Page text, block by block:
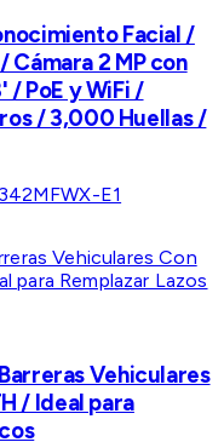
Facial /
Cámara 2 MP con
/ PoE y WiFi /
/ 3,000 Huellas /
E1
Vehiculares
/ Ideal para